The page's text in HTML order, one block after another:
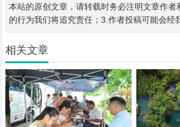
本站的原创文章，请转载时务必注明文章作者
的行为我们将追究责任；3.作者投稿可能会经
相关文章